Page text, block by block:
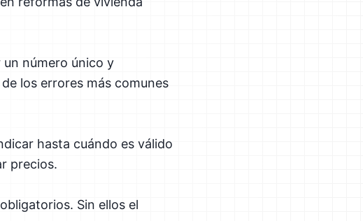
número único y
los errores más comunes
hasta cuándo es válido
precios.
Sin ellos el